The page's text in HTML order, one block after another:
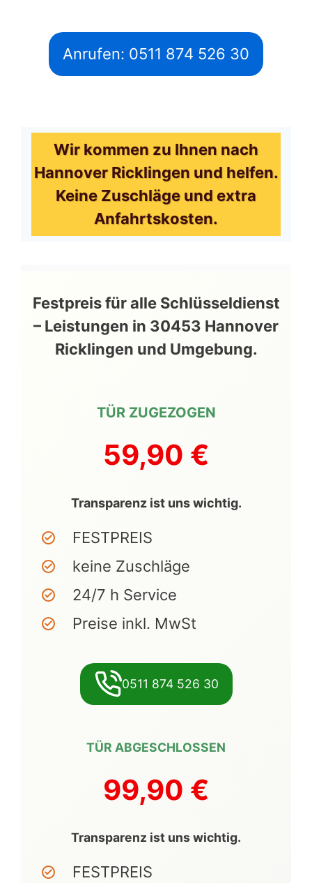
Anrufen: 0511 874 526 30
Wir kommen zu Ihnen nach
Hannover Ricklingen und helfen.
Keine Zuschläge und extra
Anfahrtskosten.
Festpreis für alle Schlüsseldienst
– Leistungen in 30453 Hannover
Ricklingen und Umgebung.
TÜR ZUGEZOGEN
59,90 €
Transparenz ist uns wichtig.
FESTPREIS
keine Zuschläge
24/7 h Service
Preise inkl. MwSt
0511 874 526 30
TÜR ABGESCHLOSSEN
99,90 €
Transparenz ist uns wichtig.
FESTPREIS